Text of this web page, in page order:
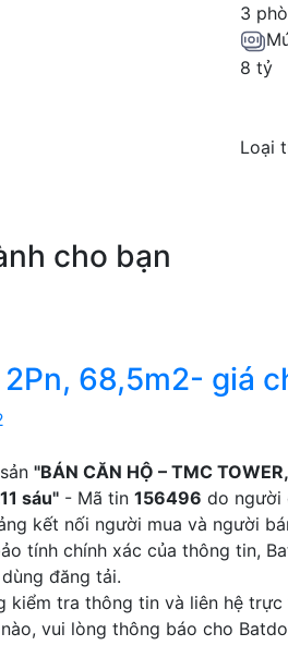
3
8 tỷ
Loại
cho bạn
68,5m2- giá
"BÁN CĂN HỘ – TMC
sáu" - Mã tin 156496 do người
kết nối người mua và người
tính chính xác của thông tin,
đăng tải.
kiểm tra thông tin và liên hệ
vui lòng thông báo cho